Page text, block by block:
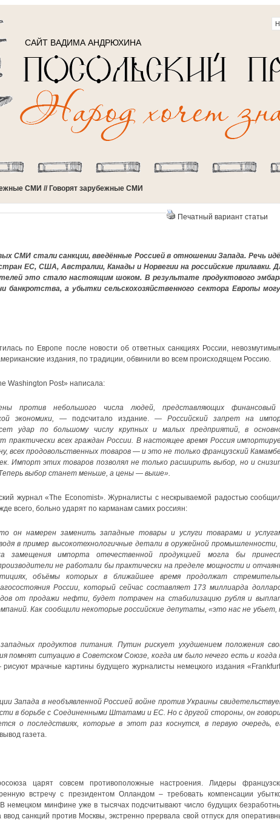
САЙТ ВАДИМА АНДРЮХИНА
СМИ // Говорят зарубежные СМИ
Печатный вариант статьи
СМИ стали санкции, введённые Россией в отношении Запада. Речь
ЕС, США, Австралии, Канады и Норвегии на российские прилавки.
это стало настоящим шоком. В результате продуктового
банкротства, а убытки сельскохозяйственного сектора Европы
по Европе после новости об ответных санкциях России,
издания, по традиции, обвинили во всем происходящем Россию.
Washington Post» написала:
против небольшого числа людей, представляющих
экономики, — подсчитало издание. — Российский запрет на
удар по большому числу крупных и малых предприятий, в
практически всех граждан России. В настоящее время Россия
всех продовольственных товаров — и это не только французский
Импорт этих товаров позволял не только расширить выбор, но и
выбор станет меньше, а цены — выше».
журнал «The Economist». Журналисты с нескрываемой радостью
всего, больно ударят по карманам самих россиян:
он намерен заменить западные товары и услуги товарами и
в пример высокотехнологичные детали в оружейной промышленности,
замещения импорта отечественной продукцией могла бы
не работали бы практически на пределе мощности и
объёмы которых в ближайшее время продолжат
России, который сейчас составляет 173 миллиарда
от продажи нефти, будет потрачен на стабилизацию рубля и
Как сообщили некоторые российские депутаты, «это нас не убьет,
продуктов питания. Путин рискует ухудшением положения
помнят ситуацию в Советском Союзе, когда им было нечего есть и когда
мрачные картины будущего журналисты немецкого издания
Запада в необъявленной Россией войне против Украины
в борьбе с Соединенными Штатами и ЕС. Но с другой стороны, он
о последствиях, которые в этот раз коснутся, в первую очередь,
газета.
царят совсем противоположные настроения. Лидеры
встречу с президентом Олландом – требовать компенсации
немецком минфине уже в тысячах подсчитывают число будущих
санкций против Москвы, экстренно прервала свой отпуск для